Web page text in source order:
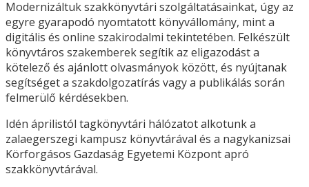
Modernizáltuk szakkönyvtári szolgáltatásainkat, úgy az
egyre gyarapodó nyomtatott könyvállomány, mint a
digitális és online szakirodalmi tekintetében. Felkészült
könyvtáros szakemberek segítik az eligazodást a
kötelező és ajánlott olvasmányok között, és nyújtanak
segítséget a szakdolgozatírás vagy a publikálás során
felmerülő kérdésekben.
Idén áprilistól tagkönyvtári hálózatot alkotunk a
zalaegerszegi kampusz könyvtárával és a nagykanizsai
Körforgásos Gazdaság Egyetemi Központ apró
szakkönyvtárával.